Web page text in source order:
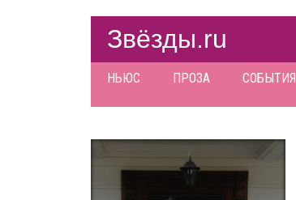
Звёзды.ru
НЬЮС ПРОЗА СОБЫТИЯ